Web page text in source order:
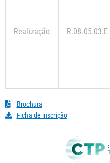
Realização R.08.05.03.E
Brochura
Ficha de inscrição